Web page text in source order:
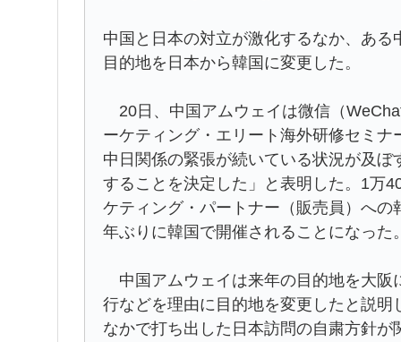
中国と日本の対立が激化するなか、あ
目的地を日本から韓国に変更した。
20日、中国アムウェイは微信（
ーケティング・エリート海外研修セミ
中日関係の緊張が続いている状況が及
することを決定した」と表明した。1万
ケティング・パートナー（販売員）へ
年ぶりに韓国で開催されることになった
中国アムウェイは来年の目的地を大阪
行などを理由に目的地を変更したと説
なかで打ち出した日本訪問の自粛方針